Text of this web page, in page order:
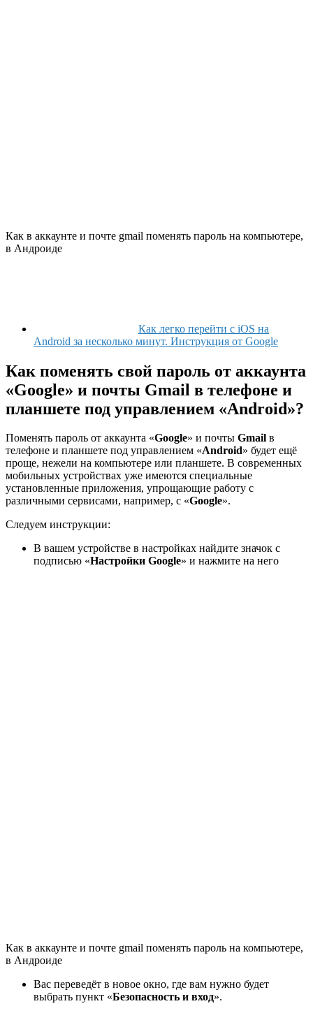
Как в аккаунте и почте gmail поменять пароль на компьютере,
в Андроиде
Как легко перейти с iOS на
Android за несколько минут. Инструкция от Google
Как поменять свой пароль от аккаунта
«Google» и почты Gmail в телефоне и
планшете под управлением «Android»?
Поменять пароль от аккаунта «Google» и почты Gmail в
телефоне и планшете под управлением «Android» будет ещё
проще, нежели на компьютере или планшете. В современных
мобильных устройствах уже имеются специальные
установленные приложения, упрощающие работу с
различными сервисами, например, с «Google».
Следуем инструкции:
В вашем устройстве в настройках найдите значок с
подписью «Настройки Google» и нажмите на него
Как в аккаунте и почте gmail поменять пароль на компьютере,
в Андроиде
Вас переведёт в новое окно, где вам нужно будет
выбрать пункт «Безопасность и вход».